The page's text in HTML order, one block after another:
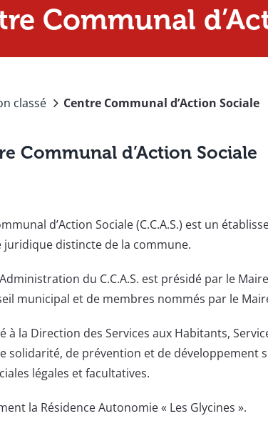
Communal
classé Centre Communal d’Action Sociale
Communal d’Action Sociale
d’Action Sociale (C.C.A.S.) est un
juridique distincte de la commune.
du C.C.A.S. est présidé par le
municipal et de membres nommés par le
à la Direction des Services aux Habitants,
solidarité, de prévention et de développement
légales et facultatives.
la Résidence Autonomie « Les Glycines ».